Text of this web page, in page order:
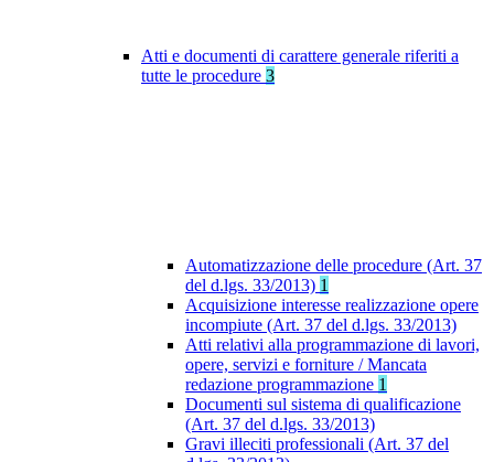
Atti e documenti di carattere generale riferiti a
tutte le procedure 3
Automatizzazione delle procedure (Art. 37
del d.lgs. 33/2013) 1
Acquisizione interesse realizzazione opere
incompiute (Art. 37 del d.lgs. 33/2013)
Atti relativi alla programmazione di lavori,
opere, servizi e forniture / Mancata
redazione programmazione 1
Documenti sul sistema di qualificazione
(Art. 37 del d.lgs. 33/2013)
Gravi illeciti professionali (Art. 37 del